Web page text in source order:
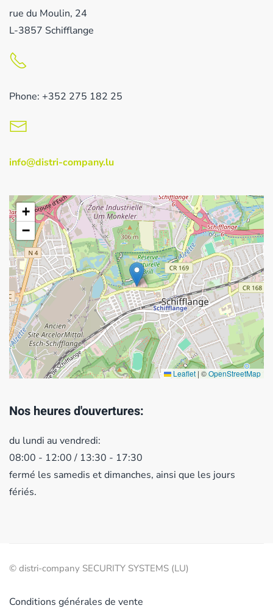
rue du Moulin, 24
L-3857 Schifflange
Phone: +352 275 182 25
info@distri-company.lu
+
−
Leaflet | ©OpenStreetMap
Nos heures d'ouvertures:
du lundi au vendredi:
08:00 - 12:00 / 13:30 - 17:30
fermé les samedis et dimanches, ainsi que les jours
fériés.
© distri-company SECURITY SYSTEMS (LU)
Conditions générales de vente